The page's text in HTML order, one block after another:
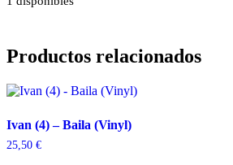
Productos relacionados
Ivan (4) – Baila (Vinyl)
25,50 €